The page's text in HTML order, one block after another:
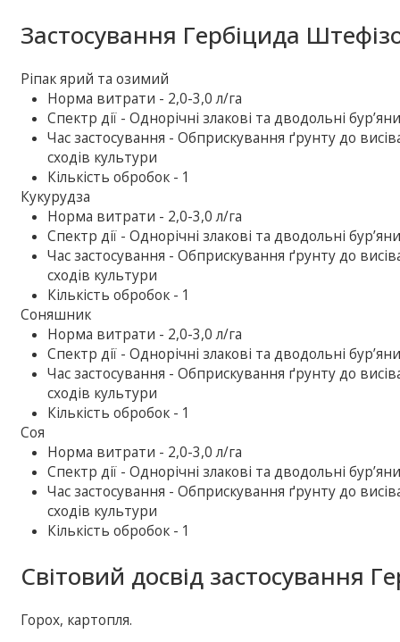
Застосування Гербіцида
Ріпак ярий та озимий
Норма витрати - 2,0-3,0 л/га
Спектр дії - Однорічні злакові та дводольні
Час застосування - Обприскування ґрунту до
сходів культури
Кількість обробок - 1
Кукурудза
Норма витрати - 2,0-3,0 л/га
Спектр дії - Однорічні злакові та дводольні
Час застосування - Обприскування ґрунту до
сходів культури
Кількість обробок - 1
Соняшник
Норма витрати - 2,0-3,0 л/га
Спектр дії - Однорічні злакові та дводольні
Час застосування - Обприскування ґрунту до
сходів культури
Кількість обробок - 1
Соя
Норма витрати - 2,0-3,0 л/га
Спектр дії - Однорічні злакові та дводольні
Час застосування - Обприскування ґрунту до
сходів культури
Кількість обробок - 1
Світовий досвід застосування
Горох, картопля.